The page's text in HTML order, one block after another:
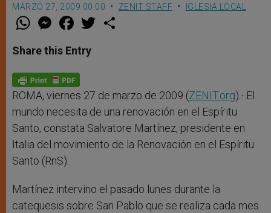
MARZO 27, 2009 00:00 ZENIT STAFF IGLESIA LOCAL
W
t
s
p
p
M
e
s
e
g
e
r
F
a
e
b
o
k
w
Share this Entry
ROMA, viernes 27 de marzo de 2009 (ZENIT.org).- El
mundo necesita de una renovación en el Espíritu
Santo, constata Salvatore Martínez, presidente en
Italia del movimiento de la Renovación en el Espíritu
Santo (RnS).
Martínez intervino el pasado lunes durante la
catequesis sobre San Pablo que se realiza cada mes